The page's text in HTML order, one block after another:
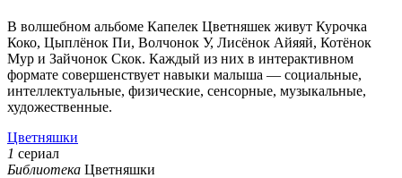
В волшебном альбоме Капелек Цветняшек живут Курочка
Коко, Цыплёнок Пи, Волчонок У, Лисёнок Айяяй, Котёнок
Мур и Зайчонок Скок. Каждый из них в интерактивном
формате совершенствует навыки малыша — социальные,
интеллектуальные, физические, сенсорные, музыкальные,
художественные.
Цветняшки
1 сериал
Библиотека Цветняшки